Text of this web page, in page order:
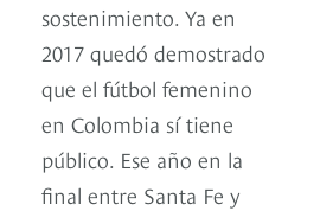
sostenimiento. Ya en
2017 quedó demostrado
que el fútbol femenino
en Colombia sí tiene
público. Ese año en la
final entre Santa Fe y